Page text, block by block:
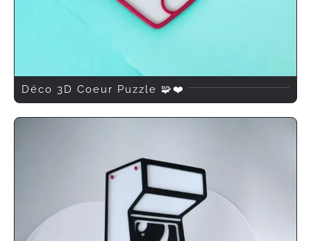
Déco 3D Coeur Puzzle 🧩❤️